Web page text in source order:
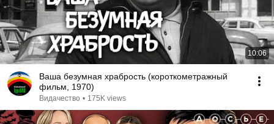
10:06
Ваша безумная храбрость (короткометражный
фильм, 1970)
Видачество • 175K views